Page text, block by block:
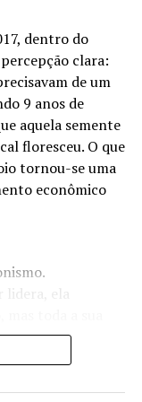
de vida e
meses do
de imóveis
do
(SBPE).
Suyti é
Formado
e filosofia
é sócio licenciado
liderará um
dentro do
clara:
de um
9 anos de
aquela semente
floresceu. O que
tornou-se uma
econômico
ela
na
conjunto. Não